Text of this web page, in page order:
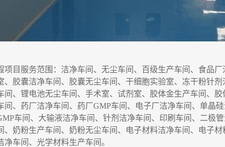
项目服务范围 ：洁净车间、无尘车间、百级生产车间、食品厂
、 胶囊洁净车间、胶囊无尘车间 、干细胞实验室、 冻干粉针剂
、锂电池无尘车间、手术室、试剂室、胶体金生产车间、胶
间、药厂洁净车间、药厂GMP车间、电子厂洁净车间、单晶
车间、大输液洁净车间、针剂洁净车间、印刷车间、二极
、奶粉生产车间、奶粉无尘车间、电子材料洁净车间、电子
车间、光学材料生产车间 。